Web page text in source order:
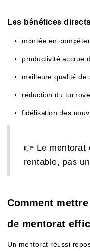
Les bénéfices
montée en
productivité accrue
meilleure qualité de
réduction du
fidélisation des
👉 Le mentorat
rentable, pas
Comment
de mentorat
Un mentorat réussi